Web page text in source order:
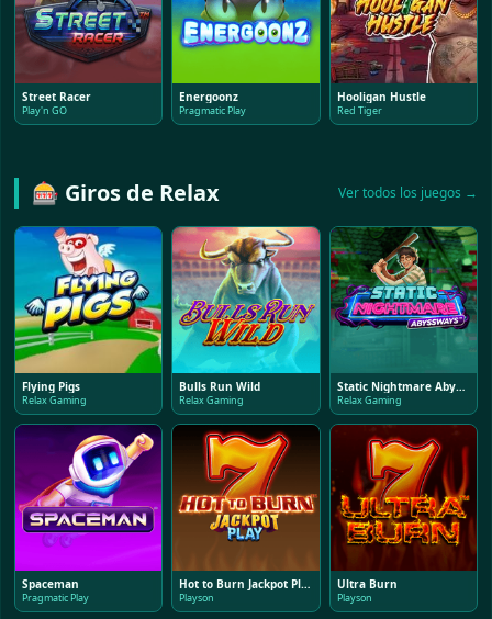
Street Racer
Play'n GO
Energoonz
Pragmatic Play
Hooligan Hustle
Red Tiger
🎰 Giros de Relax Ver todos los juegos →
Flying Pigs
Relax Gaming
Bulls Run Wild
Relax Gaming
Static Nightmare Abyssways
Relax Gaming
Spaceman
Pragmatic Play
Hot to Burn Jackpot Play
Playson
Ultra Burn
Playson